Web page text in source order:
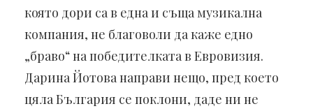
която дори са в една и съща музикална
компания, не благоволи да каже едно
„браво“ на победителката в Евровизия.
Дарина Йотова направи нещо, пред което
цяла България се поклони, даде ни не